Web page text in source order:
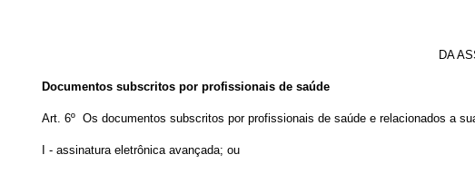
DA
Documentos subscritos por profissionais de saúde
Art. 6º Os documentos subscritos por profissionais de saúde e relacionados a
I - assinatura eletrônica avançada; ou